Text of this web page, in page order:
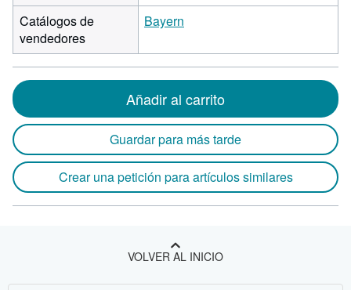
Catálogos de
vendedores
Bayern
Añadir al carrito
Guardar para más tarde
Crear una petición para artículos similares
VOLVER AL INICIO